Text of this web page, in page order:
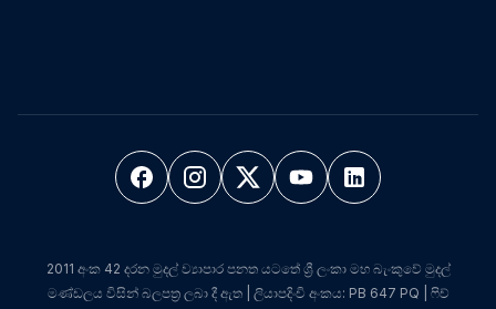
2011 අංක 42 දරන මුදල් ව්‍යාපාර පනත යටතේ ශ්‍රී ලංකා මහ බැංකුවේ මුදල්
මණ්ඩලය විසින් බලපත්‍ර ලබා දී ඇත | ලියාපදිංචි අංකය: PB 647 PQ | ෆිච්